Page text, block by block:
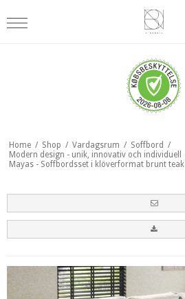
Home / Shop / Vardagsrum / Soffbord /
Modern design - unik, innovativ och individuell
Mayas - Soffbordsset i klöverformat brunt teak